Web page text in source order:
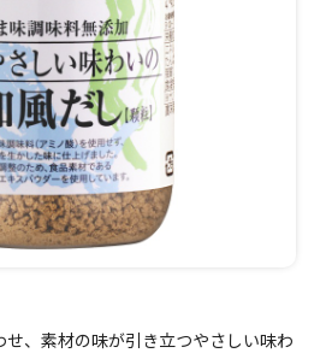
、素材の味が引き立つやさしい味わ